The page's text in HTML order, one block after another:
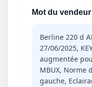
Mot du vendeur
Berline 220 d
27/06/2025,
augmentée
MBUX, Norme
gauche,